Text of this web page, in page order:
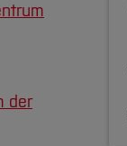
der